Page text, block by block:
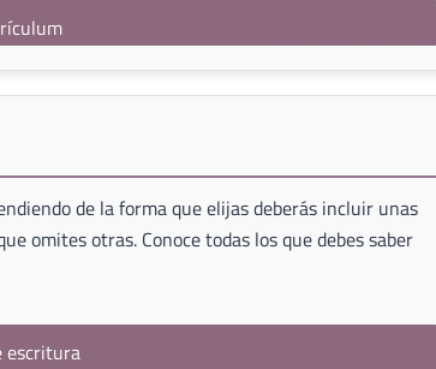
de la forma que elijas deberás incluir unas
omites otras. Conoce todas los que debes saber
escritura